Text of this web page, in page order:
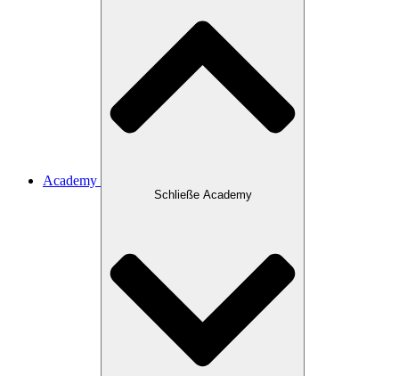
Academy
Schließe Academy